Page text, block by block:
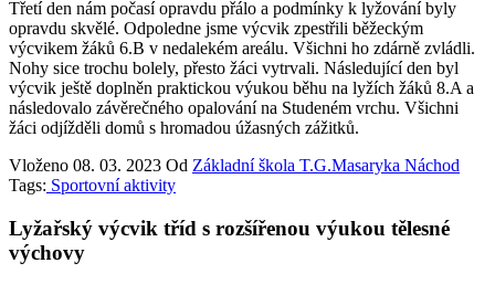
Třetí den nám počasí opravdu přálo a podmínky k lyžování byly
opravdu skvělé. Odpoledne jsme výcvik zpestřili běžeckým
výcvikem žáků 6.B v nedalekém areálu. Všichni ho zdárně zvládli.
Nohy sice trochu bolely, přesto žáci vytrvali. Následující den byl
výcvik ještě doplněn praktickou výukou běhu na lyžích žáků 8.A a
následovalo závěrečného opalování na Studeném vrchu. Všichni
žáci odjížděli domů s hromadou úžasných zážitků.
Vloženo 08. 03. 2023 Od Základní škola T.G.Masaryka Náchod
Tags: Sportovní aktivity
Lyžařský výcvik tříd s rozšířenou výukou tělesné
výchovy